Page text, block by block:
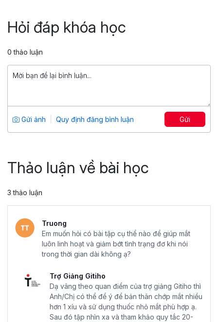
Tổng số 5 giờ
31 bài giảng
699,000 đ
Tổng số 2+ giờ
18 bài giảng
5
328
Hỏi đáp khóa học
0 thảo luận
Gửi ảnh Quy định đăng bình luận Gửi
Thảo luận về bài học
3 thảo luận
Truong
Em muốn hỏi có bài tập cụ thể nào để giúp mắt
luôn linh hoạt và giảm bớt tình trạng đơ khi nói
trong thời gian dài không ạ?
Trợ Giảng Gitiho
Dạ vâng theo quan điểm của trợ giảng Gitiho thì
Anh/Chị có thể để ý để bản thân chớp mắt nhiều
hơn 1 xíu và sử dụng thuốc nhỏ mắt phù hợp ạ.
Sau đó tập nhìn xa và tham khảo quy tắc 20-